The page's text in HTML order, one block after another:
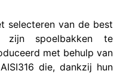
selecteren van de best
zijn spoelbakken te
met behulp van
die, dankzij hun